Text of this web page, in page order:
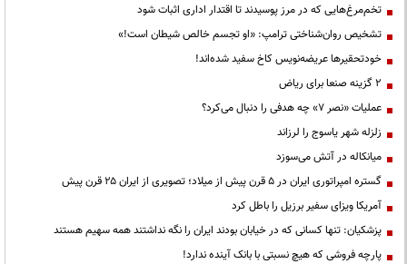
تخم‌مرغ‌هایی که در مرز پوسیدند تا اقتدار اداری اثبات شود
تشخیص روان‌شناختی ترامپ: «او تجسم خالص شیطان است!»
خودتحقیرها عریضه‌نویس کاخ سفید شده‌اند!
۲ گزینه صنعا برای ریاض
عملیات «نصر ۷» چه هدفی را دنبال می‌کرد؟
زلزله شهر یاسوج را لرزاند
میانکاله در آتش می‌سوزد
گستره امپراتوری ایران در ۵ قرن پیش از میلاد؛ تصویری از ایران ۲۵ قرن پیش
آمریکا ویزای سفیر برزیل را باطل کرد
پزشکیان: تنها کسانی که در خیابان بودند ایران را نگه نداشتند همه سهیم هستند
پارچه فروشی که هیچ نسبتی با بانک آینده ندارد!